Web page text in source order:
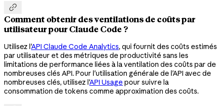

Comment obtenir des ventilations de coûts par
utilisateur pour Claude Code ?
Utilisez l'API Claude Code Analytics, qui fournit des coûts estimés
par utilisateur et des métriques de productivité sans les
limitations de performance liées à la ventilation des coûts par de
nombreuses clés API. Pour l'utilisation générale de l'API avec de
nombreuses clés, utilisez l'API Usage pour suivre la
consommation de tokens comme approximation des coûts.